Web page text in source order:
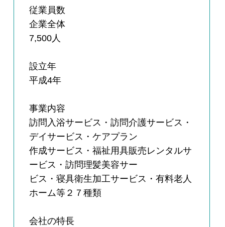
従業員数
企業全体
7,500人
設立年
平成4年
事業内容
訪問入浴サービス・訪問介護サービス・
デイサービス・ケアプラン
作成サービス・福祉用具販売レンタルサ
ービス・訪問理髪美容サー
ビス・寝具衛生加工サービス・有料老人
ホーム等２７種類
会社の特長